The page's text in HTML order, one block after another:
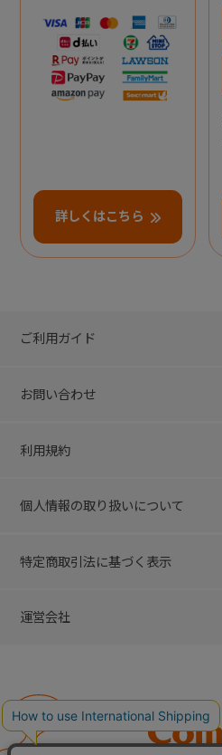
詳しくはこちら
ご利用ガイド
お問い合わせ
利用規約
個人情報の取り扱いについて
特定商取引法に基づく表示
運営会社